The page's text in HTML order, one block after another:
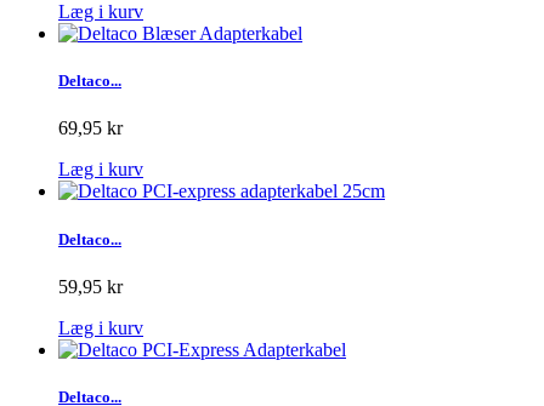
Læg i kurv
Deltaco...
69,95 kr
Læg i kurv
Deltaco...
59,95 kr
Læg i kurv
Deltaco...